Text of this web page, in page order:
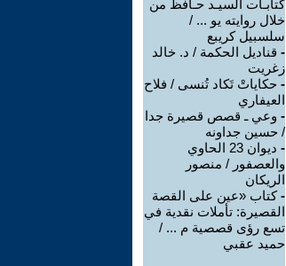
كتابـات السيـد حـافظ من
خلال روايته يو ... /
سلسبيل كريبع
- قناديل الحكمة / د. خالد
زغريت
- حكاياتْ تَكاد تُنسى / فلاح
العيفاري
- وعي ـ قصص قصيرة جدا
/ حسين جداونه
-
ديوان 23 الحاوي
والعصفور / منصور
الريكان
-كتاب «عين على القصة
القصيرة: تأملات نقدية في
تسع رؤى قصصية م ... /
حميد عقبي